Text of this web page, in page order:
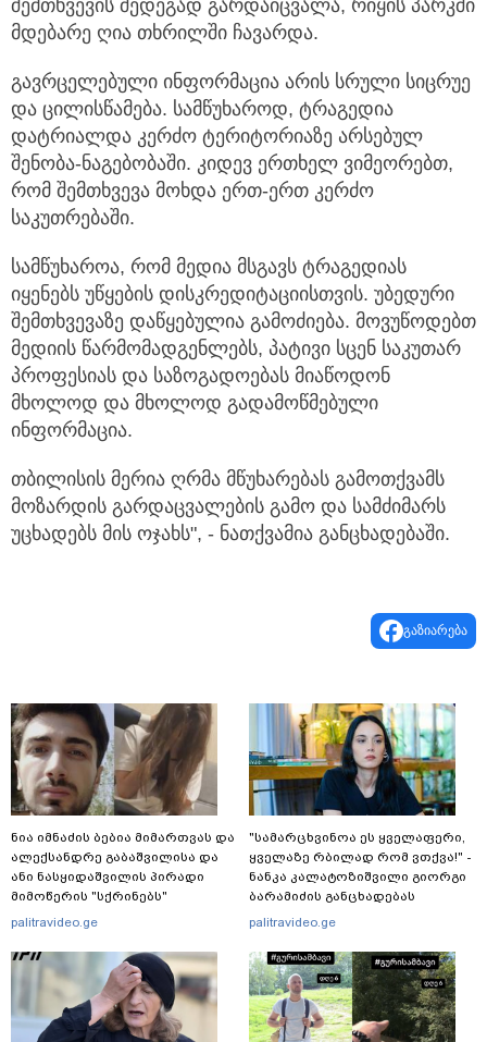
შემთხვევის შედეგად გარდაიცვალა, რიყის პარკში
მდებარე ღია თხრილში ჩავარდა.
გავრცელებული ინფორმაცია არის სრული სიცრუე
და ცილისწამება. სამწუხაროდ, ტრაგედია
დატრიალდა კერძო ტერიტორიაზე არსებულ
შენობა-ნაგებობაში. კიდევ ერთხელ ვიმეორებთ,
რომ შემთხვევა მოხდა ერთ-ერთ კერძო
საკუთრებაში.
სამწუხაროა, რომ მედია მსგავს ტრაგედიას
იყენებს უწყების დისკრედიტაციისთვის. უბედური
შემთხვევაზე დაწყებულია გამოძიება. მოვუწოდებთ
მედიის წარმომადგენლებს, პატივი სცენ საკუთარ
პროფესიას და საზოგადოებას მიაწოდონ
მხოლოდ და მხოლოდ გადამოწმებული
ინფორმაცია.
თბილისის მერია ღრმა მწუხარებას გამოთქვამს
მოზარდის გარდაცვალების გამო და სამძიმარს
უცხადებს მის ოჯახს", - ნათქვამია განცხადებაში.
გაზიარება
ნია იმნაძის ბებია მიმართვას და
ალექსანდრე გაბაშვილისა და
ანი ნასყიდაშვილის პირადი
მიმოწერის "სქრინებს"
ავრცელებს
palitravideo.ge
"სა­მარ­ცხვი­ნოა ეს ყვე­ლა­ფე­რი,
ყვე­ლა­ზე რბი­ლად რომ ვთქვა!" -
ნანკა კალატოზიშვილი გიორგი
ბარამიძის განცხადებას
ეხმაურება
palitravideo.ge